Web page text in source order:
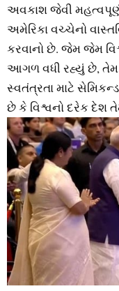
અવકાશ જેવી
અમેરિકા વચ્‍ચેનો
કરવાનો છે. જેમ જેમ
આગળ વધી રહ્યું છે, તેમ
સ્‍વતંત્રતા માટે
છે કે વિશ્વનો દરેક દેશ